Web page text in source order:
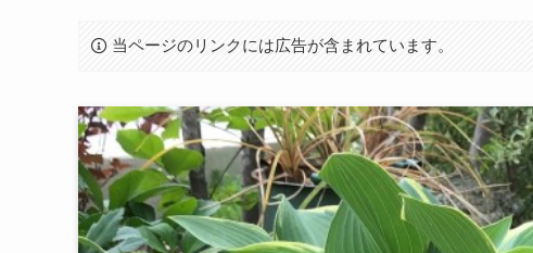
当ページのリンクには広告が含まれています。